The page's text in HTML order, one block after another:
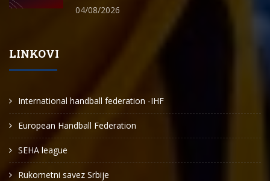
04/08/2026
LINKOVI
International handball federation -IHF
European Handball Federation
SEHA league
Rukometni savez Srbije